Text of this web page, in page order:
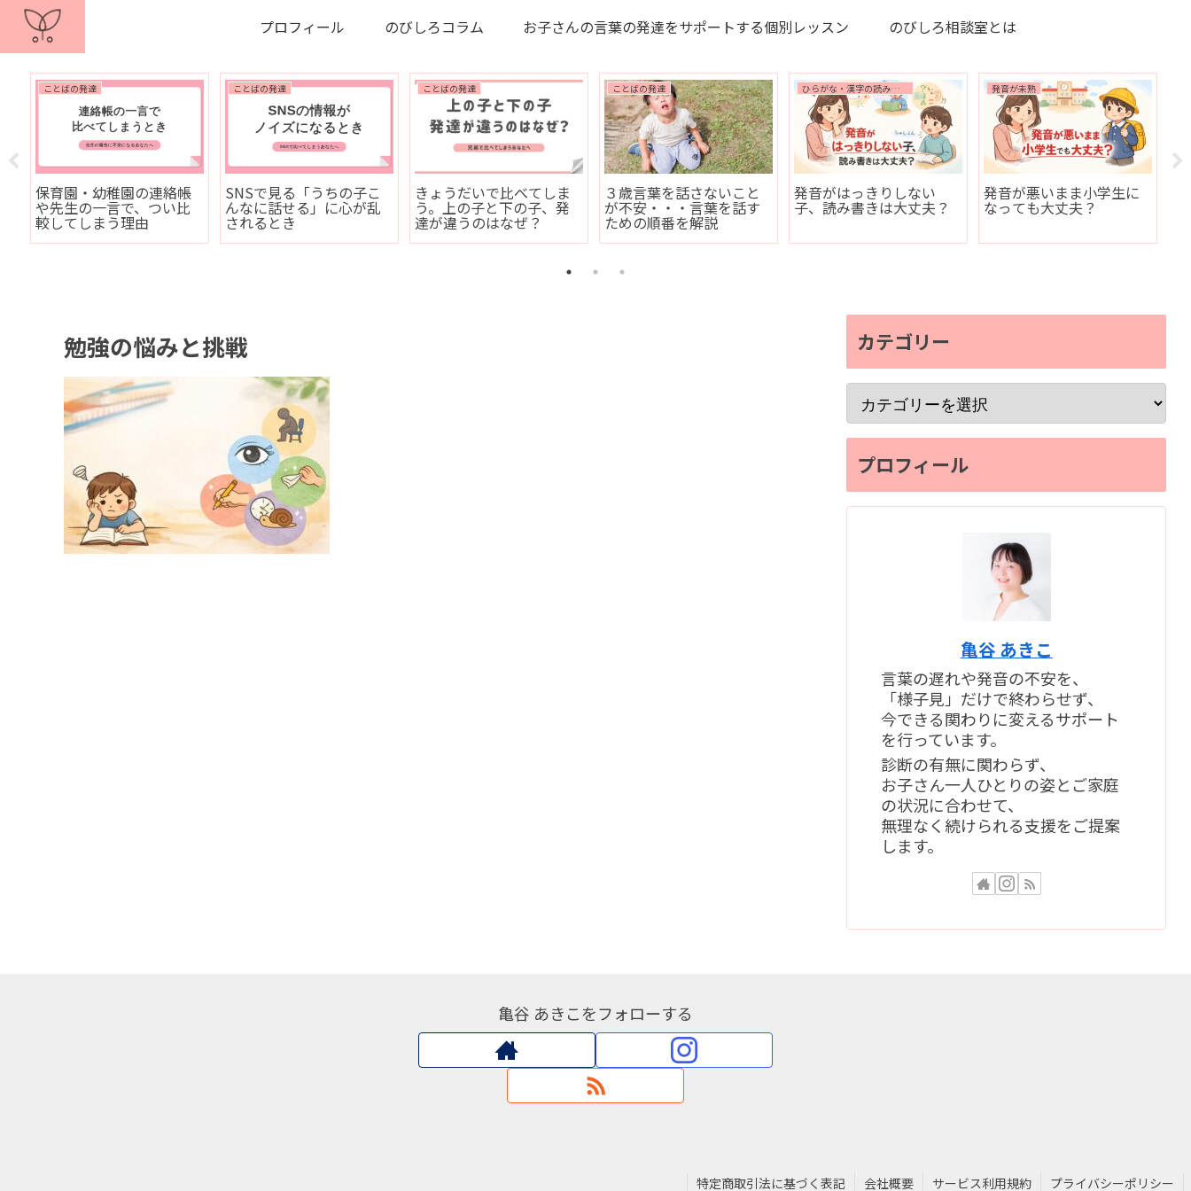
プロフィール のびしろコラム お子さんの言葉の発達をサポートする個別レッスン のびしろ相談室とは
ことばの発達
保育園・幼稚園の連絡帳
や先生の一言で、つい比
較してしまう理由
ことばの発達
SNSで見る「うちの子こ
んなに話せる」に心が乱
されるとき
ことばの発達
きょうだいで比べてしま
う。上の子と下の子、発
達が違うのはなぜ？
ことばの発達
３歳言葉を話さないこと
が不安・・・言葉を話す
ための順番を解説
ひらがな・漢字の読み書きの困りごと
発音がはっきりしない
子、読み書きは大丈夫？
発音が未熟
発音が悪いまま小学生に
なっても大丈夫？
勉強の悩みと挑戦 カテゴリー
プロフィール
亀谷 あきこ
言葉の遅れや発音の不安を、
「様子見」だけで終わらせず、
今できる関わりに変えるサポート
を行っています。
診断の有無に関わらず、
お子さん一人ひとりの姿とご家庭
の状況に合わせて、
無理なく続けられる支援をご提案
します。
亀谷 あきこをフォローする
特定商取引法に基づく表記 会社概要 サービス利用規約 プライバシーポリシー